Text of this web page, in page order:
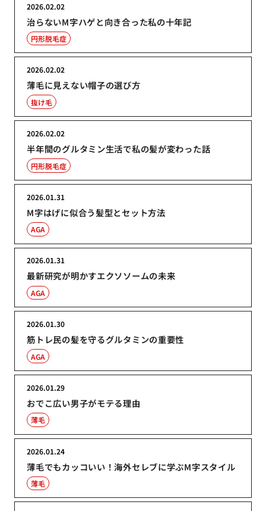
治らないM字ハゲと向き合った私の十年記
2026.02.02
円形脱毛症
薄毛に見えない帽子の選び方
2026.02.02
抜け毛
半年間のグルタミン生活で私の髪が変わった話
2026.02.02
円形脱毛症
M字はげに似合う髪型とセット方法
2026.01.31
AGA
最新研究が明かすエクソソームの未来
2026.01.31
AGA
筋トレ民の髪を守るグルタミンの重要性
2026.01.30
AGA
おでこ広い男子がモテる理由
2026.01.29
薄毛
薄毛でもカッコいい！海外セレブに学ぶM字スタイル
2026.01.24
薄毛